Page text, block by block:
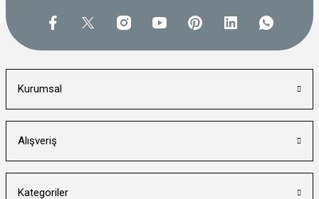
Kurumsal
Alışveriş
Kategoriler